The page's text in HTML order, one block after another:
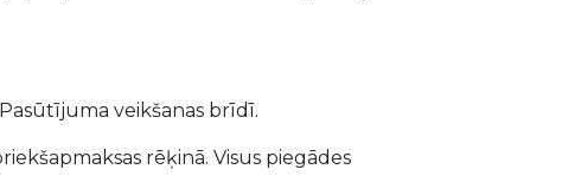
veikšanas brīdī.
rēķinā. Visus piegādes